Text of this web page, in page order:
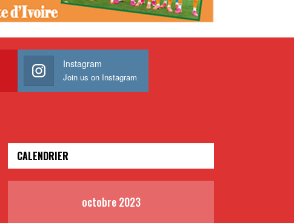
Instagram
Join us on Instagram
CALENDRIER
octobre 2023